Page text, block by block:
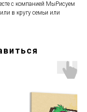
с компанией МыРисуем
в кругу семьи или